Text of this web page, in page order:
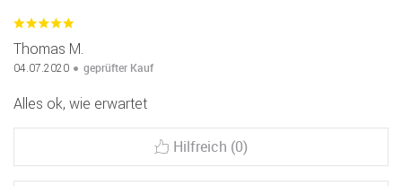
Thomas M.
04.07.2020 geprüfter Kauf
Alles ok, wie erwartet
Hilfreich (0)